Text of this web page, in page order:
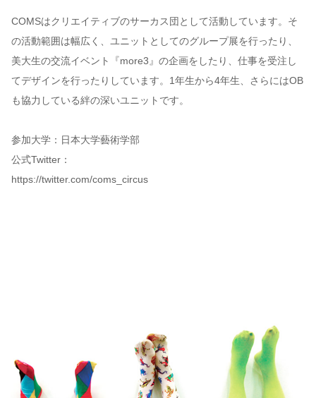
COMSはクリエイティブのサーカス団として活動しています。そ
の活動範囲は幅広く、ユニットとしてのグループ展を行ったり、
美大生の交流イベント『more3』の企画をしたり、仕事を受注し
てデザインを行ったりしています。1年生から4年生、さらにはOB
も協力している絆の深いユニットです。
参加大学：日本大学藝術学部
公式Twitter：
https://twitter.com/coms_circus